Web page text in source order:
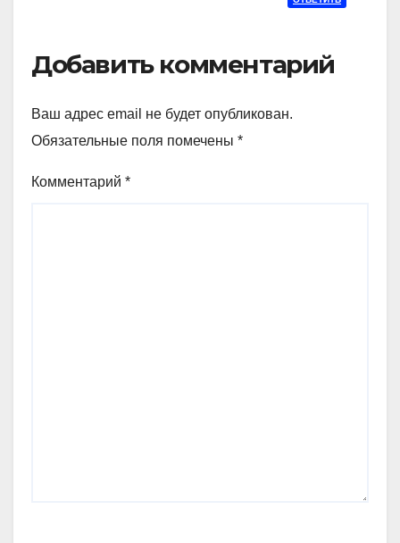
Добавить комментарий
Ваш адрес email не будет опубликован.
Обязательные поля помечены *
Комментарий *